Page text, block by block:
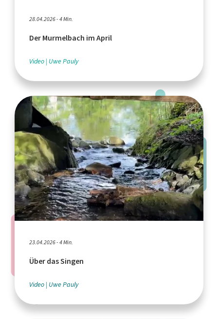
28.04.2026 - 4 Min.
Der Murmelbach im April
Video Uwe Pauly
23.04.2026 - 4 Min.
Über das Singen
Video Uwe Pauly